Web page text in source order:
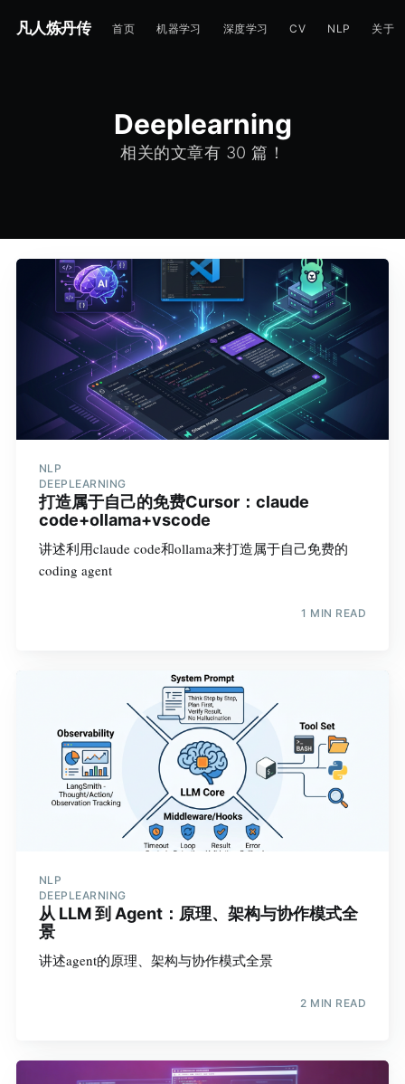
凡人炼丹传 首页 机器学习 深度学习 CV NLP 关于
Deeplearning
相关的文章有 30 篇！
NLP
DEEPLEARNING
打造属于自己的免费Cursor：claude
code+ollama+vscode
讲述利用claude code和ollama来打造属于自己免费的
coding agent
1 MIN READ
NLP
DEEPLEARNING
从 LLM 到 Agent：原理、架构与协作模式全
景
讲述agent的原理、架构与协作模式全景
2 MIN READ